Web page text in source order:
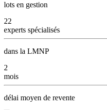
lots en gestion
22
experts spécialisés
dans la LMNP
2
mois
délai moyen de revente